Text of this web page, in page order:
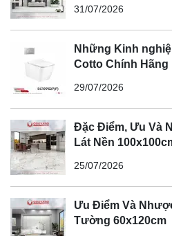
Lý do nên chọn gạch
- Cung cấp các sản phẩm với
thương hiệu.
- Giá thành cạnh tranh, phù hợp
Với những ưu điểm vượt trội,
31/07/2026
Những Kinh
Cotto Chính Hãng
29/07/2026
Đặc Điểm, Ưu Và
Lát Nền
25/07/2026
Ưu Điểm Và
Tường 60x120cm